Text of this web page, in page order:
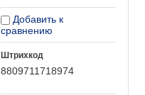
Добавить к
сравнению
Штрихкод
8809711718974